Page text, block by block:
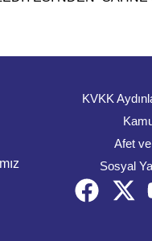
KVKK
Afet ve
Sosyal